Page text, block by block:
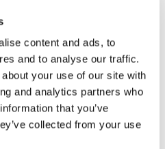
content and ads, to
and to analyse our traffic.
your use of our site with
and analytics partners who
that you’ve
collected from your use
на платформе, для
лучше работает тактика
Поэтому
увлекательных видео, а
только
просмотра в общие